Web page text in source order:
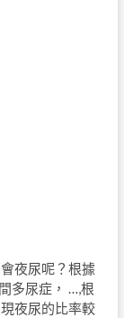
夜尿呢？根據
多尿症， …,根
夜尿的比率較